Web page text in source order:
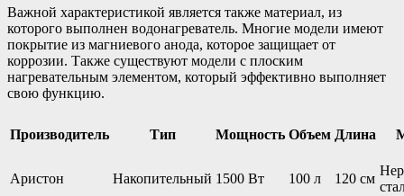
Важной характеристикой является также материал, из
которого выполнен водонагреватель. Многие модели имеют
покрытие из магниевого анода, которое защищает от
коррозии. Также существуют модели с плоским
нагревательным элементом, который эффективно выполняет
свою функцию.
Производитель Тип Мощность Объем Длина
Аристон Накопительный 1500 Вт 100 л 120 см